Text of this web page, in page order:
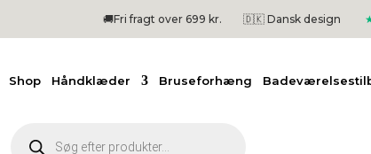
🚚Fri fragt over 699 kr. 🇩🇰 Dansk design
Shop Håndklæder Bruseforhæng
search